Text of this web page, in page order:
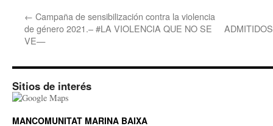
← Campaña de sensibilización contra la violencia
de género 2021.– #LA VIOLENCIA QUE NO SE
VE—
Sitios de interés
MANCOMUNITAT MARINA BAIXA